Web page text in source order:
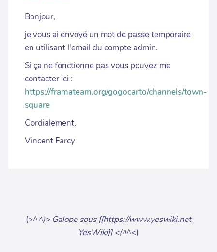
Bonjour,
je vous ai envoyé un mot de passe temporaire
en utilisant l'email du compte admin.
Si ça ne fonctionne pas vous pouvez me
contacter ici :
https://framateam.org/gogocarto/channels/town-
square
Cordialement,
Vincent Farcy
(>^^)> Galope sous [[https://www.yeswiki.net
YesWiki]] <(^^<)